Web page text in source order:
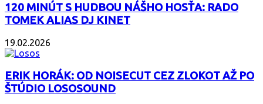
120 MINÚT S HUDBOU NÁŠHO HOSŤA: RADO
TOMEK ALIAS DJ KINET
19.02.2026
ERIK HORÁK: OD NOISECUT CEZ ZLOKOT AŽ PO
ŠTÚDIO LOSOSOUND